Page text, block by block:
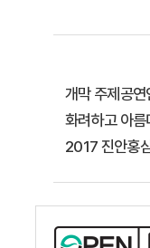
개막 주제공
화려하고 아
2017 진안홍